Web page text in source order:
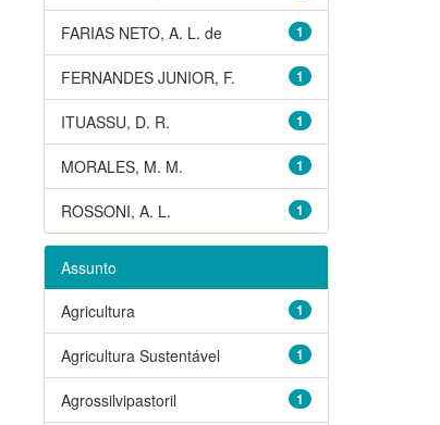
1
FARIAS NETO, A. L. de
1
FERNANDES JUNIOR, F.
1
ITUASSU, D. R.
1
MORALES, M. M.
1
ROSSONI, A. L.
Assunto
1
Agricultura
1
Agricultura Sustentável
1
Agrossilvipastoril